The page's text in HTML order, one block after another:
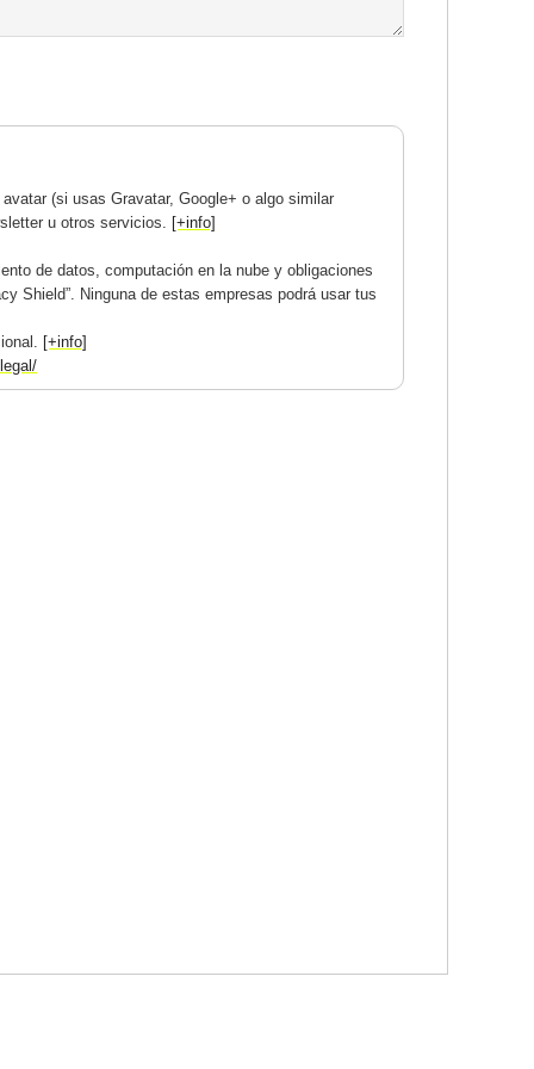
(si usas Gravatar, Google+ o algo similar
u otros servicios. [+info]
de datos, computación en la nube y obligaciones
Shield”. Ninguna de estas empresas podrá usar tus
[+info]